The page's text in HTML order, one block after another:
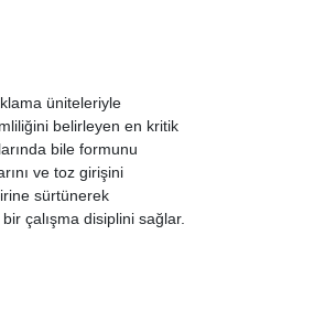
üniteleriyle
belirleyen en kritik
bile formunu
ve toz girişini
sürtünerek
çalışma disiplini sağlar.